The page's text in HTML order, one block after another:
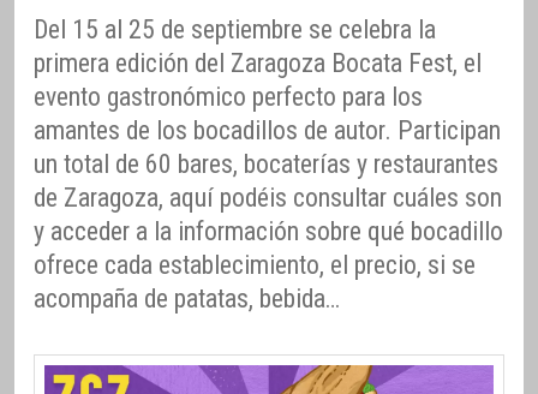
Del 15 al 25 de septiembre se celebra la
primera edición del Zaragoza Bocata Fest, el
evento gastronómico perfecto para los
amantes de los bocadillos de autor. Participan
un total de 60 bares, bocaterías y restaurantes
de Zaragoza, aquí podéis consultar cuáles son
y acceder a la información sobre qué bocadillo
ofrece cada establecimiento, el precio, si se
acompaña de patatas, bebida…